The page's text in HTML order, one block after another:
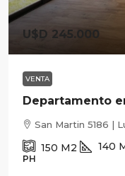
U$D 245.000
VENTA
Departamento
San Martin 5186 |
150 M2 140
PH